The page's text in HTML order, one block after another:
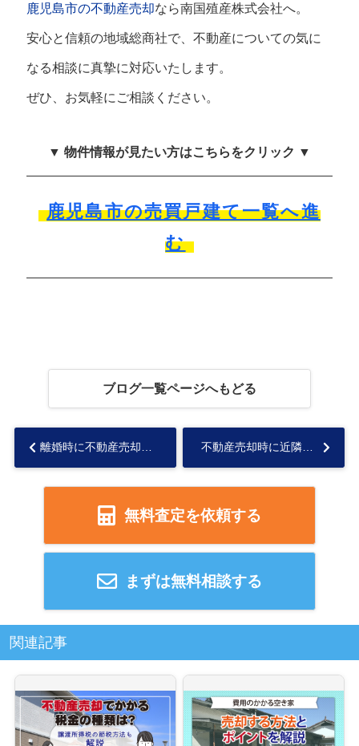
鹿児島市の不動産売却なら南国殖産株式会社へ。
安心と信頼の地域総商社で、不動産についての気に
なる相談に真摯に対応いたします。
ぜひ、お気軽にご相談ください。
▼ 物件情報が見たい方はこちらをクリック ▼
鹿児島市の売買戸建て一覧へ進
む
ブログ一覧ページへもどる
離婚時に不動産売却する際の注意点とは？オーバーローンのリスクも解説... 不動産売却時に近隣トラブルの告知義務はある？スムーズに売る方法をご紹介...
無料査定を依頼する
まずは無料相談する
関連記事